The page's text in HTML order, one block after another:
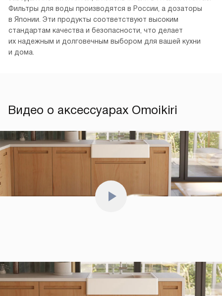
Фильтры для воды производятся в России, а дозаторы
в Японии. Эти продукты соответствуют высоким
стандартам качества и безопасности, что делает
их надежным и долговечным выбором для вашей кухни
и дома.
Видео о аксессуарах Omoikiri